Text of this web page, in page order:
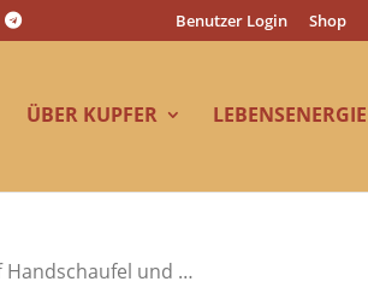
Benutzer Login Shop
ÜBER KUPFER LEBENSENERGIE
Handschaufel und …